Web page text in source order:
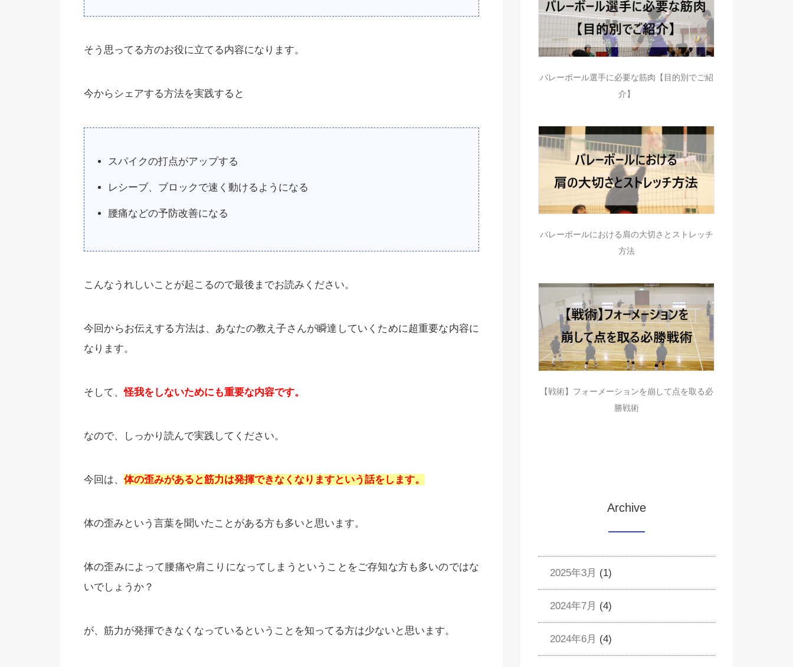
そう思ってる方のお役に立てる内容になります。
今からシェアする方法を実践すると
スパイクの打点がアップする
レシーブ、ブロックで速く動けるようになる
腰痛などの予防改善になる
こんなうれしいことが起こるので最後までお読みください。
今回からお伝えする方法は、あなたの教え子さんが瞬達していくために超重要な内容に
なります。
そして、怪我をしないためにも重要な内容です。
なので、しっかり読んで実践してください。
今回は、 体の歪みがあると筋力は発揮できなくなりますという話をします。
体の歪みという言葉を聞いたことがある方も多いと思います。
体の歪みによって腰痛や肩こりになってしまうということをご存知な方も多いのではな
いでしょうか？
が、筋力が発揮できなくなっているということを知ってる方は少ないと思います。
バレーボール選手に必要な筋肉【目的別でご紹
介】
バレーボールにおける肩の大切さとストレッチ
方法
【戦術】フォーメーションを崩して点を取る必
勝戦術
Archive
2025年3月 (1)
2024年7月 (4)
2024年6月 (4)